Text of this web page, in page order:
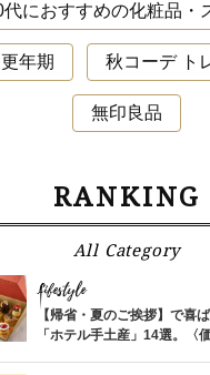
【STORY
更年期 秋コーデ ト
無印良品
RANKING
All Category
Lifestyle
【帰省・夏のご挨拶】で喜
「ホテル手土産」14選。〈